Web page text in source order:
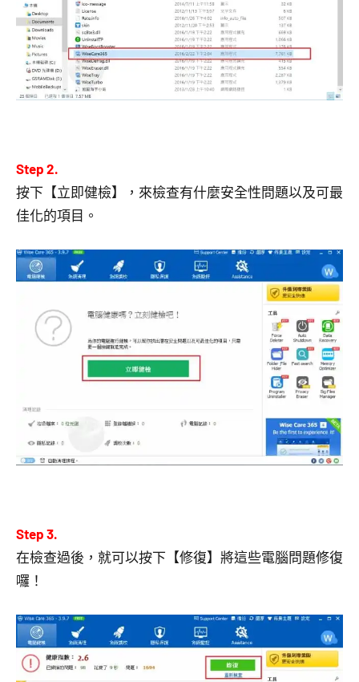
Step 2.
按下【立即健檢】，來檢查有什麼安全性問題以及可最
佳化的項目。
Step 3.
在檢查過後，就可以按下【修復】將這些電腦問題修復
囉！